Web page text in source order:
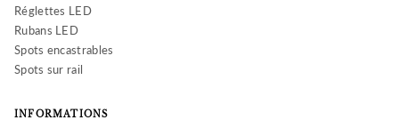
Réglettes LED
Rubans LED
Spots encastrables
Spots sur rail
INFORMATIONS